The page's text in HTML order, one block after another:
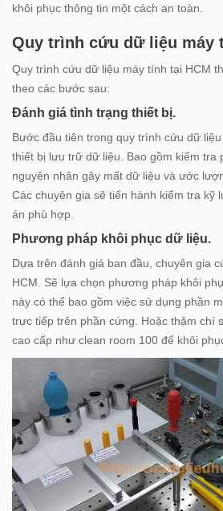
khôi phục thông tin một cách an toàn.
Quy trình cứu dữ liệu máy
Quy trình cứu dữ liệu máy tính tại HCM
theo các bước sau:
Đánh giá tình trạng thiết bị.
Bước đầu tiên trong quy trình cứu dữ
thiết bị lưu trữ dữ liệu. Bao gồm kiểm tra
nguyên nhân gây mất dữ liệu và ước
Các chuyên gia sẽ tiến hành kiểm tra kỹ
án phù hợp.
Phương pháp khôi phục dữ liệu.
Dựa trên đánh giá ban đầu, chuyên gia
HCM. Sẽ lựa chọn phương pháp khôi
này có thể bao gồm việc sử dụng phần
trực tiếp trên phần cứng. Hoặc thậm chí
cao cấp như clean room 100 để khôi